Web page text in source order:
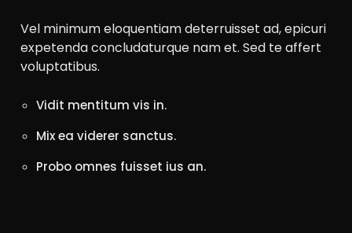
Vel minimum eloquentiam deterruisset ad, epicuri
expetenda concludaturque nam et. Sed te affert
voluptatibus.
Vidit mentitum vis in.
Mix ea viderer sanctus.
Probo omnes fuisset ius an.